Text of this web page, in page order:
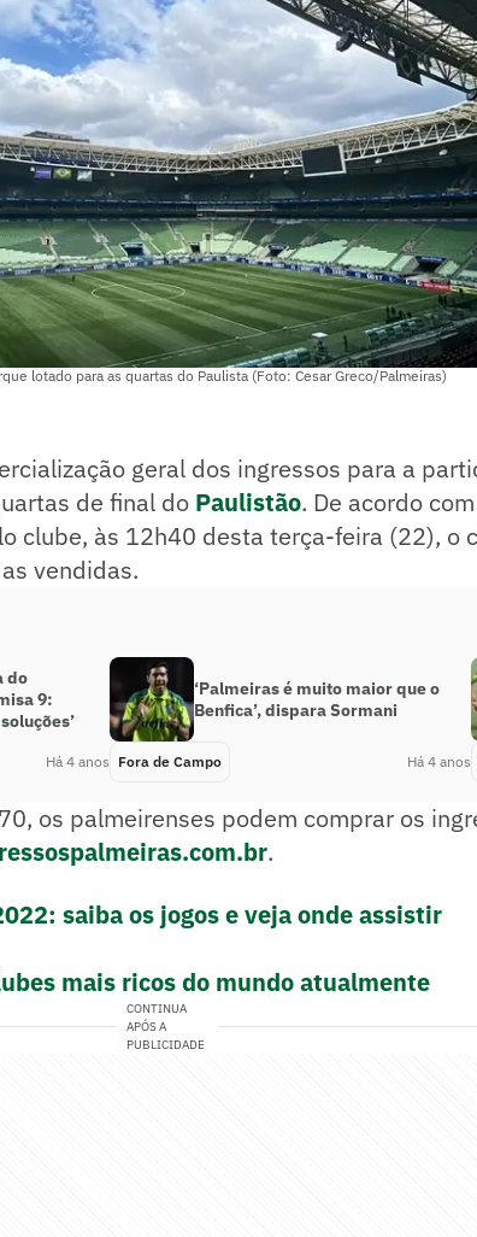
lotado para as quartas do Paulista (Foto: Cesar Greco/Palmeiras)
geral dos ingressos para a
de final do Paulistão. De acordo
clube, às 12h40 desta terça-feira (22), o
vendidas.
do
9:
Há 4 anos
‘Palmeiras é muito maior que o
Benfica’, dispara Sormani
Fora de Campo Há 4 anos
os palmeirenses podem comprar os
.
saiba os jogos e veja onde assistir
mais ricos do mundo atualmente
CONTINUA
APÓS A
PUBLICIDADE